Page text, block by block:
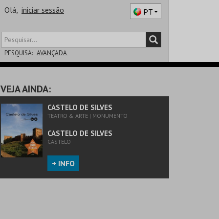
Olá, iniciar sessão PT
PESQUISA: AVANÇADA
SALA
VEJA AINDA:
CASTELO DE SILVES
TEATRO & ARTE | MONUMENTO
CASTELO DE SILVES
CASTELO
+ INFO